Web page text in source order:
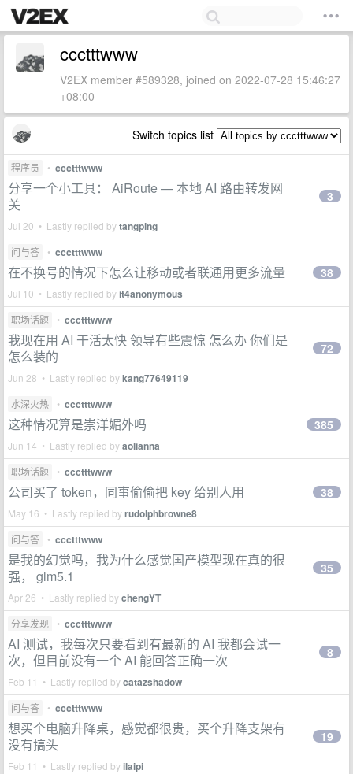
ccctttwww
V2EX member #589328, joined on 2022-07-28 15:46:27
+08:00
Switch topics list
程序员 • ccctttwww
分享一个小工具： AiRoute — 本地 AI 路由转发网
关
Jul 20 • Lastly replied bytangping
3
问与答 • ccctttwww
在不换号的情况下怎么让移动或者联通用更多流量
Jul 10 • Lastly replied byit4anonymous
38
职场话题 • ccctttwww
我现在用 AI 干活太快 领导有些震惊 怎么办 你们是
怎么装的
Jun 28 • Lastly replied bykang77649119
72
水深火热 • ccctttwww
这种情况算是崇洋媚外吗
Jun 14 • Lastly replied byaolianna
385
职场话题 • ccctttwww
公司买了 token，同事偷偷把 key 给别人用
May 16 • Lastly replied byrudolphbrowne8
38
问与答 • ccctttwww
是我的幻觉吗，我为什么感觉国产模型现在真的很
强， glm5.1
Apr 26 • Lastly replied bychengYT
35
分享发现 • ccctttwww
AI 测试，我每次只要看到有最新的 AI 我都会试一
次，但目前没有一个 AI 能回答正确一次
Feb 11 • Lastly replied bycatazshadow
8
问与答 • ccctttwww
想买个电脑升降桌，感觉都很贵，买个升降支架有
没有搞头
Feb 11 • Lastly replied byilaipi
19